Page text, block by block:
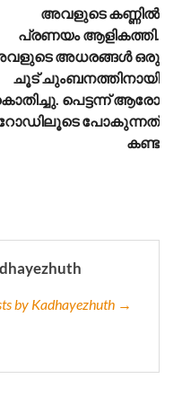
അവളുടെ കണ്ണിൽ
പ്രണയം ആളികത്തി.
അധരങ്ങൾ ഒരു
ചൂട് ചുംബനത്തിനായി
പെട്ടന്ന് ആരോ
പോകുന്നത്
കണ്ട
by Kadhayezhuth →